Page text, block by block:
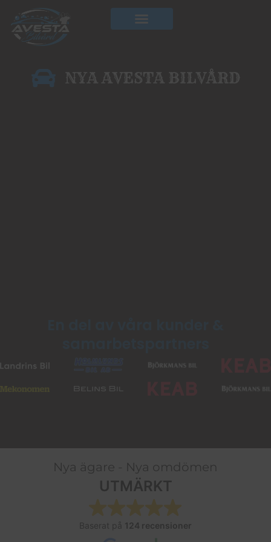
innehåll
NYA AVESTA BILVÅRD
Nya ägare - Nya omdömen
UTMÄRKT
Baserat på 124 recensioner